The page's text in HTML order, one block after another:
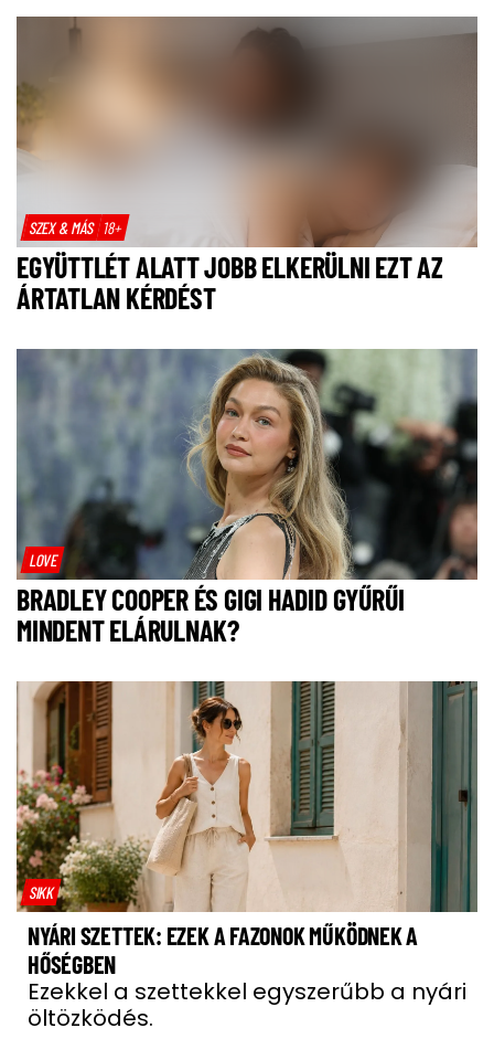
SZEX & MÁS 18+
EGYÜTTLÉT ALATT JOBB ELKERÜLNI EZT AZ
ÁRTATLAN KÉRDÉST
LOVE
BRADLEY COOPER ÉS GIGI HADID GYŰRŰI
MINDENT ELÁRULNAK?
SIKK
NYÁRI SZETTEK: EZEK A FAZONOK MŰKÖDNEK A
HŐSÉGBEN
Ezekkel a szettekkel egyszerűbb a nyári
öltözködés.